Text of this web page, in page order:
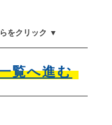
をクリック ▼
覧へ進む